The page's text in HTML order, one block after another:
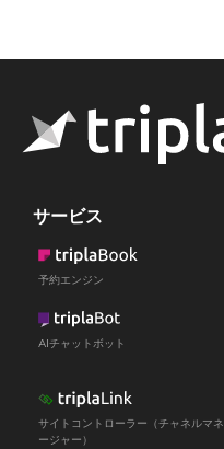
サービス
予約エンジン
AIチャットボット
サイトコントローラー（チャネルマネ
ージャー）